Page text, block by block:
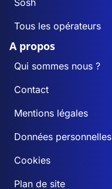
Sosh
Tous les opérateurs
A propos
Qui sommes nous ?
Contact
Mentions légales
Données personnelles
Cookies
Plan de site